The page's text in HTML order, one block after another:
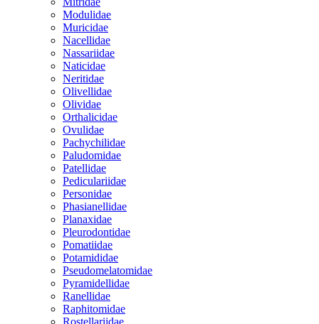
Modulidae
Muricidae
Nacellidae
Nassariidae
Naticidae
Neritidae
Olivellidae
Olividae
Orthalicidae
Ovulidae
Pachychilidae
Paludomidae
Patellidae
Pediculariidae
Personidae
Phasianellidae
Planaxidae
Pleurodontidae
Pomatiidae
Potamididae
Pseudomelatomidae
Pyramidellidae
Ranellidae
Raphitomidae
Rostellariidae